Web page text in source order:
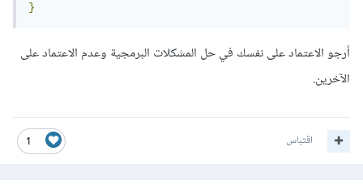
}
أرجو الاعتماد على نفسك في حل المشكلات البرمجية وعدم الاعتماد على
الآخرين.
1 اقتباس